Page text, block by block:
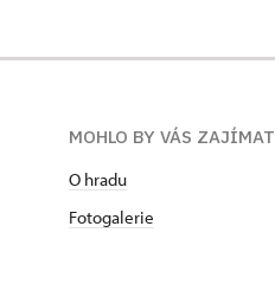
MOHLO BY VÁS ZAJÍMAT
O hradu
Fotogalerie